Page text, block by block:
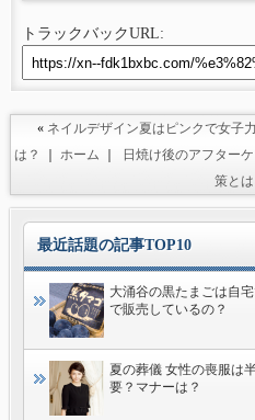
トラックバックURL:
« ネイルデザイン夏はピンクで女子
は？
ホーム
日焼け後のアフター
策とは
最近話題の記事TOP10
大涌谷の黒たまごは自
で販売しているの？
夏の葬儀 女性の喪服は
要？マナーは？